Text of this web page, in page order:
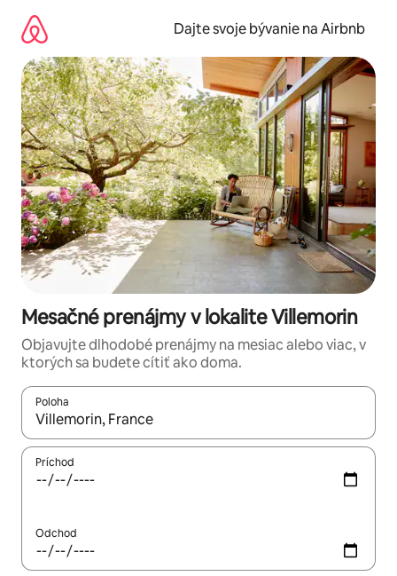
obsah.
Dajte svoje bývanie na Airbnb
Mesačné prenájmy v lokalite Villemorin
Objavujte dlhodobé prenájmy na mesiac alebo viac, v
ktorých sa budete cítiť ako doma.
Poloha
Keď budú výsledky k dispozícii, môžete si ich prechádzať
Príchod
Odchod